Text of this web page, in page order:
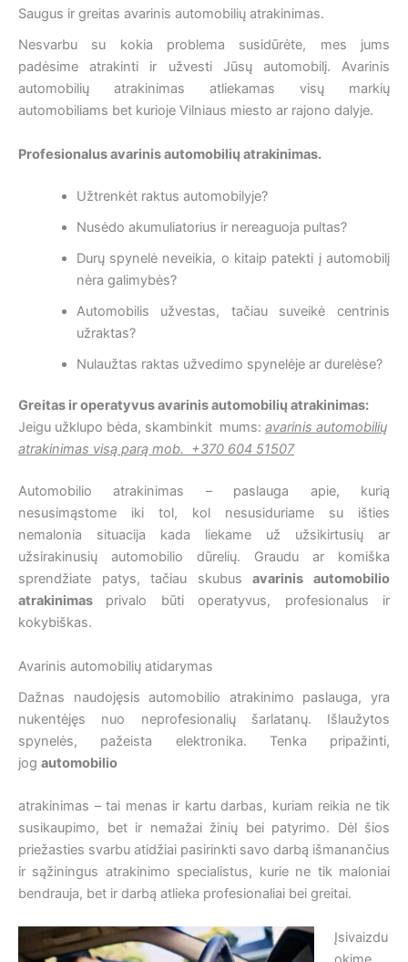
Volkswagen avarinis atrakinimas,Volvo avarinis
atrakinimas
Saugus ir greitas avarinis automobilių atrakinimas.
Nesvarbu su kokia problema susidūrėte, mes jums
padėsime atrakinti ir užvesti Jūsų automobilį. Avarinis
automobilių atrakinimas atliekamas visų markių
automobiliams bet kurioje Vilniaus miesto ar rajono dalyje.
Profesionalus avarinis automobilių atrakinimas.
Užtrenkėt raktus automobilyje?
Nusėdo akumuliatorius ir nereaguoja pultas?
Durų spynelė neveikia, o kitaip patekti į automobilį
nėra galimybės?
Automobilis užvestas, tačiau suveikė centrinis
užraktas?
Nulaužtas raktas užvedimo spynelėje ar durelėse?
Greitas ir operatyvus avarinis automobilių atrakinimas:
Jeigu užklupo bėda, skambinkit mums: avarinis automobilių
atrakinimas visą parą mob. +370 604 51507
Automobilio atrakinimas – paslauga apie, kurią
nesusimąstome iki tol, kol nesusiduriame su išties
nemalonia situacija kada liekame už užsikirtusių ar
užsirakinusių automobilio dūrelių. Graudu ar komiška
sprendžiate patys, tačiau skubusavarinis automobilio
atrakinimas privalo būti operatyvus, profesionalus ir
kokybiškas.
Avarinis automobilių atidarymas
Dažnas naudojęsis automobilio atrakinimo paslauga, yra
nukentėjęs nuo neprofesionalių šarlatanų. Išlaužytos
spynelės, pažeista elektronika. Tenka pripažinti,
jog automobilio
atrakinimas – tai menas ir kartu darbas, kuriam reikia ne tik
susikaupimo, bet ir nemažai žinių bei patyrimo. Dėl šios
priežasties svarbu atidžiai pasirinkti savo darbą išmanančius
ir sąžiningus atrakinimo specialistus, kurie ne tik maloniai
bendrauja, bet ir darbą atlieka profesionaliai bei greitai.
Įsivaizdu